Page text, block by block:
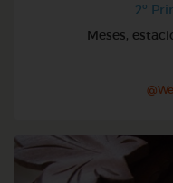
2º
Meses,